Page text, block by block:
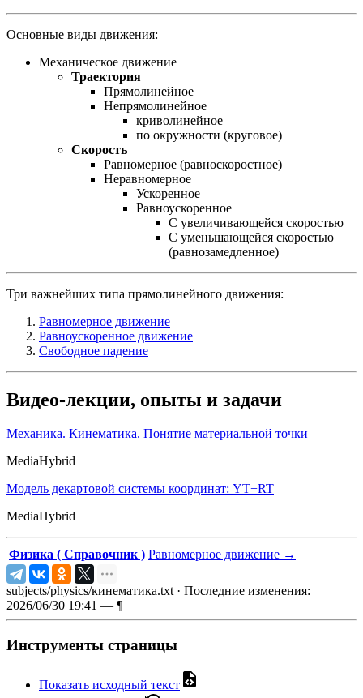
Основные виды движения:
Механическое движение
Траектория
Прямолинейное
Непрямолинейное
криволинейное
по окружности (круговое)
Скорость
Равномерное (равноскоростное)
Неравномерное
Ускоренное
Равноускоренное
С увеличивающейся скоростью
С уменьшающейся скоростью
(равнозамедленное)
Три важнейших типа прямолинейного движения:
Равномерное движение
Равноускоренное движение
Свободное падение
Видео-лекции, опыты и задачи
Механика. Кинематика. Понятие материальной точки
MediaHybrid
Модель декартовой системы координат: YT+RT
MediaHybrid
Физика ( Справочник ) Равномерное движение →
subjects/physics/кинематика.txt· Последние изменения:
2026/06/30 19:41 — ¶
Инструменты страницы
Показать исходный текст